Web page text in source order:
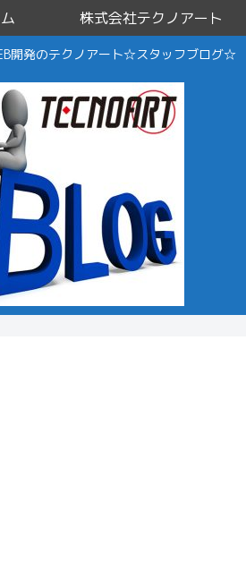
開発のテクノアート☆スタッフブログ☆
株式会社テクノアート